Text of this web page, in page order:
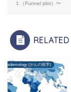
１（Funnel plot）〜
Epidemiology (がんの疫学)